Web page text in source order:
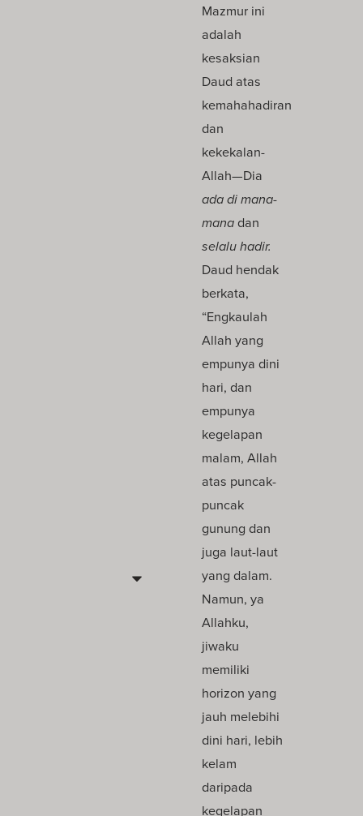
Mazmur ini
adalah
kesaksian
Daud atas
kemahahadiran
dan
kekekalan-
Allah—Dia
ada di mana-
manadan
selalu hadir.
Daud hendak
berkata,
“Engkaulah
Allah yang
empunya dini
hari, dan
empunya
kegelapan
malam, Allah
atas puncak-
puncak
gunung dan
juga laut-laut
yang dalam.
Namun, ya
Allahku,
jiwaku
memiliki
horizon yang
jauh melebihi
dini hari, lebih
kelam
daripada
kegelapan